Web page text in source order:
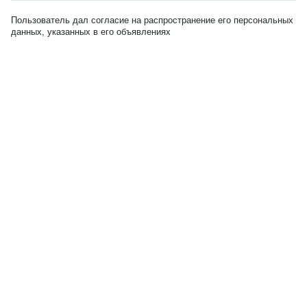
Пользователь дал согласие на распространение его персональных
данных, указанных в его объявлениях